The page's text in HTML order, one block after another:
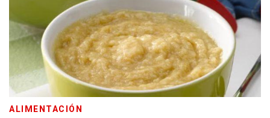
ALIMENTACIÓN